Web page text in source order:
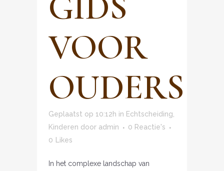
VOOR
OUDERS
Geplaatst op 10:12h in Echtscheiding
Kinderen door admin
0 Reactie's
0
Likes
In het complexe landschap van